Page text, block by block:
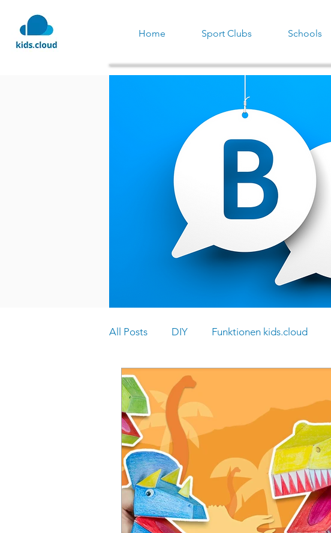
Home Sport Clubs Schools
All Posts DIY Funktionen kids.cloud